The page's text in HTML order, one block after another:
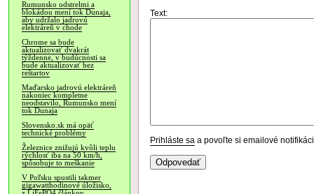
Rumunsko odstrelmi a
blokádou mení tok Dunaja,
aby udržalo jadrovú
elektráreň v chode
Chrome sa bude
aktualizovať dvakrát
týždenne, v budúcnosti sa
bude aktualizovať bez
reštartov
Maďarsko jadrovú elektráreň
nakoniec kompletne
neodstavilo, Rumunsko mení
tok Dunaja
Slovensko.sk má opäť
technické problémy
Železnice znižujú kvôli teplu
rýchlosť iba na 50 km/h,
spôsobuje to meškanie
V Poľsku spustili takmer
gigawatthodinové úložisko,
Text:
Prihláste sa a povoľte si emailové